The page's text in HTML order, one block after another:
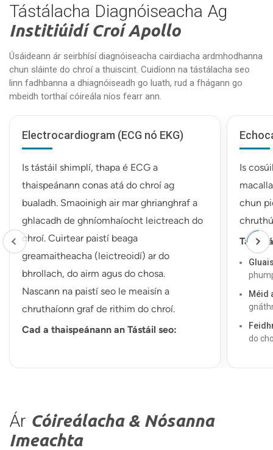
Tástálacha Diagnóiseacha Ag
Institiúidí Croí Apollo
Úsáideann ár seirbhísí diagnóiseacha cairdiacha ardmhodhanna
chun sláinte do chroí a thuiscint. Cuidíonn na tástálacha seo
linn fadhbanna a dhiagnóiseadh go luath, rud a fhágann go
mbeidh torthaí cóireála níos fearr ann.
Electrocardiogram (ECG nó EKG)
Is tástáil shimplí, thapa é ECG a
thaispeánann conas atá do chroí ag
bualadh. Smaoinigh air mar ghrianghraf a
ghlacadh de ghníomhaíocht leictreach do
chroí. Cuirtear paistí beaga
greamaitheacha (leictreoidí) ar do
bhrollach, do airm agus do chosa.
Nascann na paistí seo le meaisín a
chruthaíonn graf de rithim do chroí.
Cad a thaispeánann an Tástáil seo:
Comharthaí Taom Croí: Is féidir leis a bhrath
an raibh taom croí agat nó mura bhfuil
Is
chun
Méid
do
do
Ár Cóireálacha & Nósanna
Imeachta